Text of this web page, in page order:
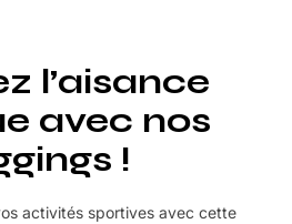
l’aisance
avec nos
!
activités sportives avec cette